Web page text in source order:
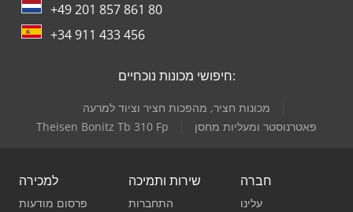
+49 201 857 861 80
+34 911 433 456
חיפושי מכונות נוכחיים:
מכונות חציר, מהפכות חציר וציוד למרעה
Theisen Bonitz Tb 310 Fp
פאטרנוסטר ומעליות מחסן
למכירה
פרסום מודעות
שירות ותמיכה
התחברות
חברה
עלינו